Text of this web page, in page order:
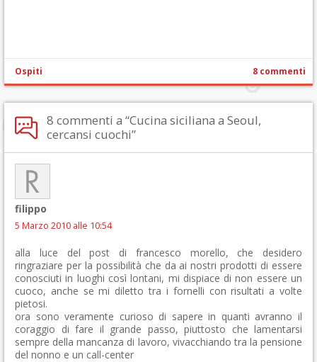
Ospiti 8 commenti
8 commenti a “Cucina siciliana a Seoul,
cercansi cuochi”
filippo
5 Marzo 2010 alle 10:54
alla luce del post di francesco morello, che desidero
ringraziare per la possibilità che da ai nostri prodotti di essere
conosciuti in luoghi così lontani, mi dispiace di non essere un
cuoco, anche se mi diletto tra i fornelli con risultati a volte
pietosi.
ora sono veramente curioso di sapere in quanti avranno il
coraggio di fare il grande passo, piuttosto che lamentarsi
sempre della mancanza di lavoro, vivacchiando tra la pensione
del nonno e un call-center